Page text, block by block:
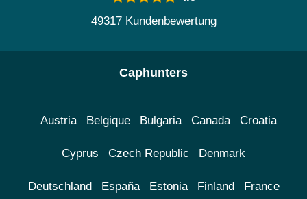
49317 Kundenbewertung
Caphunters
Austria Belgique Bulgaria Canada Croatia
Cyprus Czech Republic Denmark
Deutschland España Estonia Finland France